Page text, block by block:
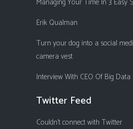
Erik Qualman
Turn your dog into a social
camera vest
Interview With CEO Of Big
Twitter Feed
Couldn't connect with Twitter